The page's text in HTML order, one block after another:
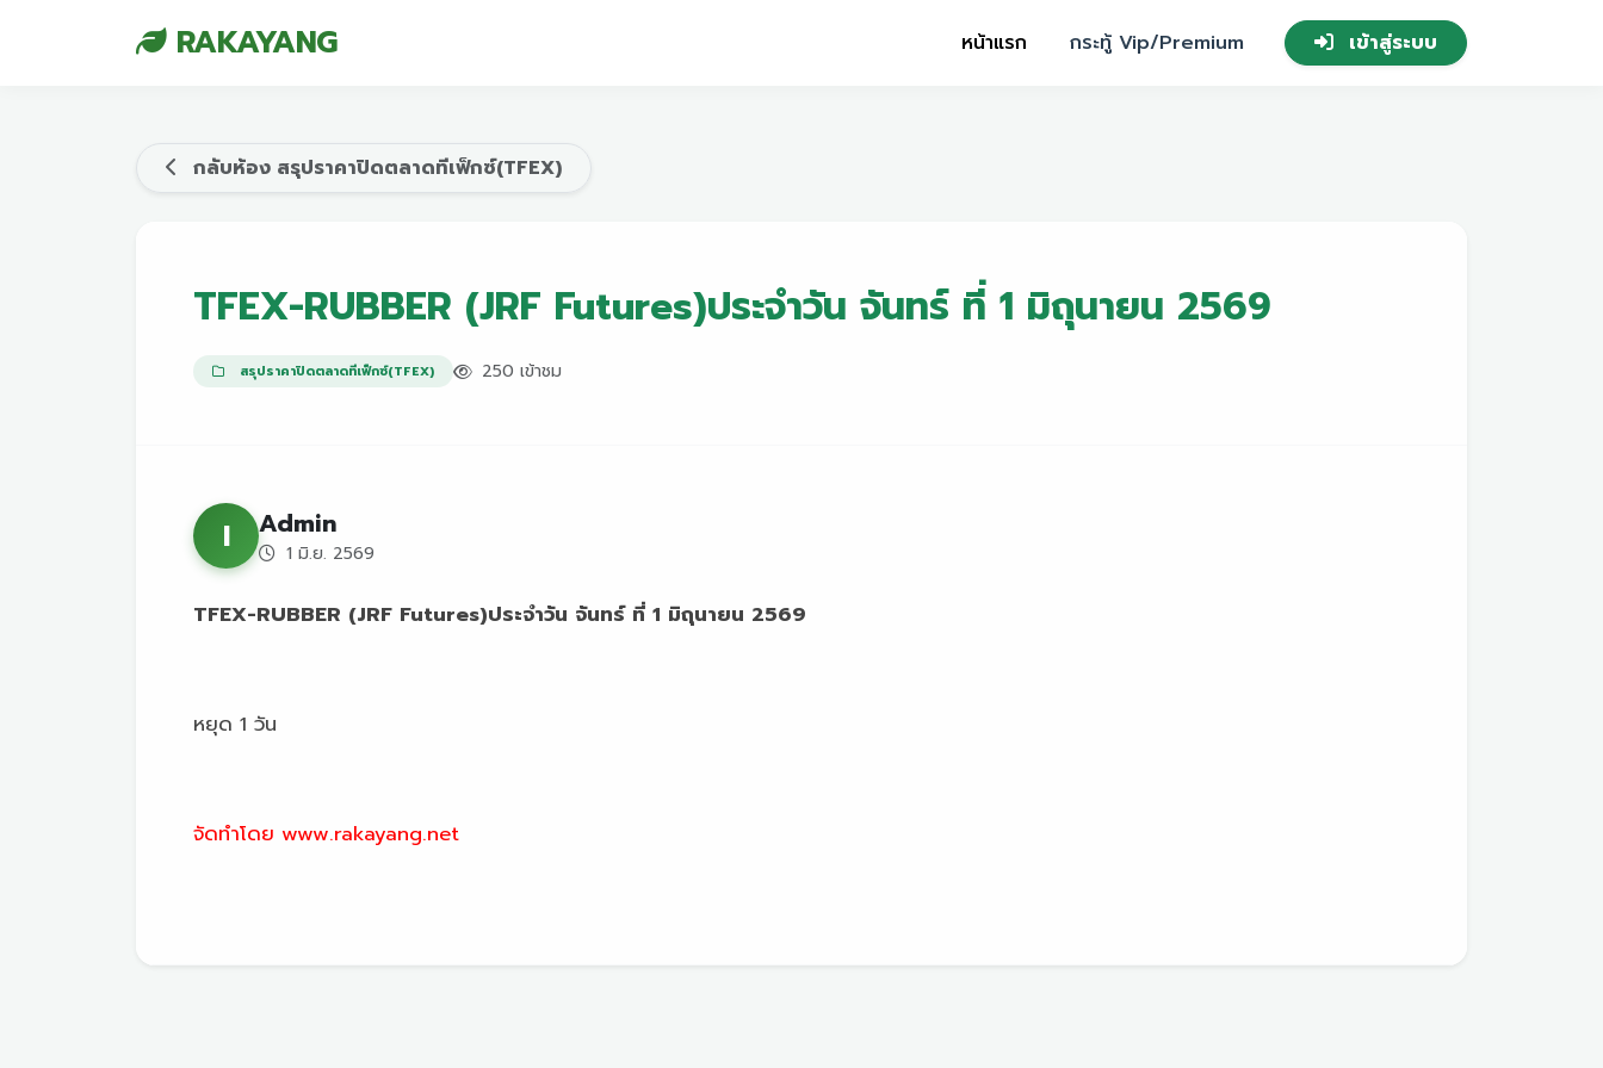
RAKAYANG หน้าแรก กระทู้ Vip/Premium เข้าสู่ระบบ
กลับห้อง สรุปราคาปิดตลาดทีเฟ็กซ์(TFEX)
TFEX-RUBBER (JRF Futures)ประจำวัน จันทร์ ที่ 1 มิถุนายน 2569
สรุปราคาปิดตลาดทีเฟ็กซ์(TFEX) 250 เข้าชม
I Admin
1 มิ.ย. 2569
TFEX-RUBBER (JRF Futures)ประจำวัน จันทร์ ที่ 1 มิถุนายน 2569
หยุด 1 วัน
จัดทำโดย www.rakayang.net